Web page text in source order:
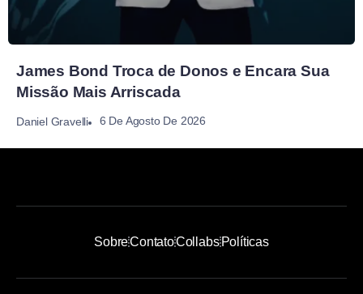
James Bond Troca de Donos e Encara Sua
Missão Mais Arriscada
Daniel Gravelli 6 De Agosto De 2026
SobreContatoCollabsPolíticas